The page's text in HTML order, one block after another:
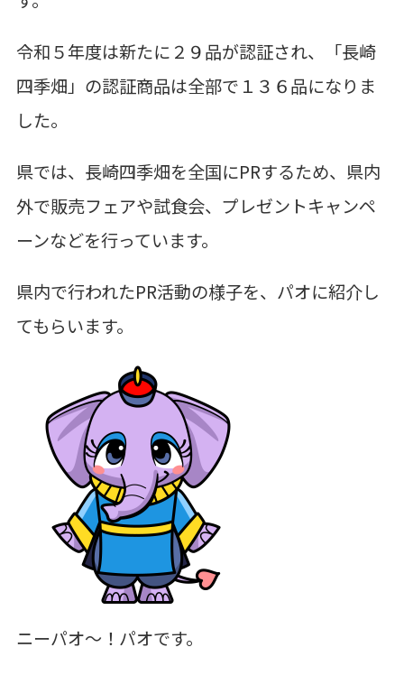
令和５年度は新たに２９品が認証され、「長崎
四季畑」の認証商品は全部で１３６品になりま
した。
県では、長崎四季畑を全国にPRするため、県内
外で販売フェアや試食会、プレゼントキャンペ
ーンなどを行っています。
県内で行われたPR活動の様子を、パオに紹介し
てもらいます。
ニーパオ〜！パオです。